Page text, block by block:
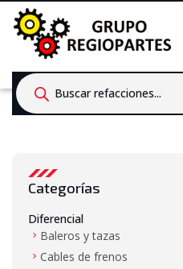
Products
search
Categorías
Diferencial
Baleros y tazas
Cables de frenos